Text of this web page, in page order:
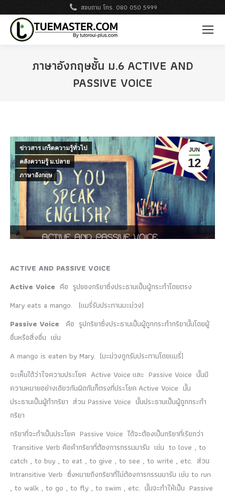
สอบถาม โทร. 080 050 5999
ภาษาอังกฤษชั้น ม.6 ACTIVE AND
PASSIVE VOICE
JUN
12
ข่าวสาร เกร็ดความรู้ทั่วไป
คลังความรู้ ม.ปลาย
ภาษาอังกฤษ
ACTIVE AND PASSIVE VOICE
Active Voice คือ รูปของกริยาซึ่งประธานเป็นผู้กระทำโดยตรง
Mary eats a mango. (แมรี่รับประทานมะม่วง)
Passive Voice คือ รูปกริยาซึ่งประธานเป็นผู้ถูกกระทำกริยานั้นโดยผู้
อื่นหรือสิ่งอื่น เช่น
A mango is eaten by Mary. (มะม่วงถูกรับประทานโดยแมรี่)
จะเห็นได้ว่าใจความประโยค Active Voice และ Passive Voice นั้นมี
ความหมายอย่างเดียวกันผิดกันก็ตรงที่ประโยค Active Voice นั้น
ประธานเป็นผู้ทำกริยา ส่วน Passive Voice นั้นประธานเป็นผู้ถูกกระทำ
กริยา
กริยาที่จะทำเป็นประโยค Passive Voice ได้จะต้องเป็นกริยาที่เรียกว่า
Transitive Verb คือคำกริยาที่ต้องการกรรมมารับ เช่น to love , to
catch , to buy , to eat , to give , to see , to write , etc. ส่วน
Intransitive Verb ซึ่งหมายถึงกริยาที่ไม่ต้องการกรรมมารับ เช่น to run
, to walk , to go , to fly , to swim , etc. นั้นจะทำให้เป็น Passive